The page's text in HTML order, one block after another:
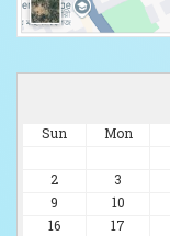
Sun Mon
2
3
9
10
16
17